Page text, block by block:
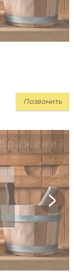
Позвонить